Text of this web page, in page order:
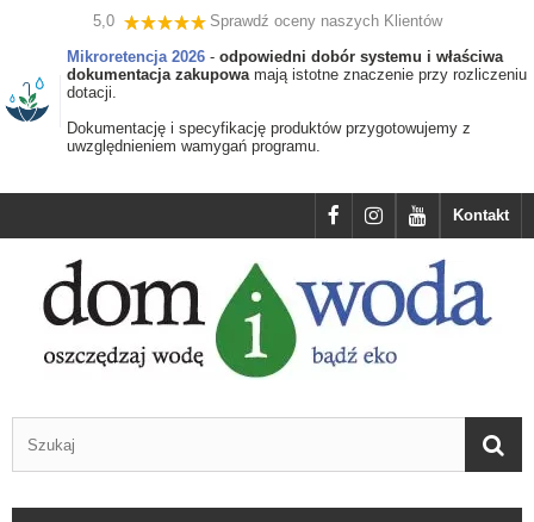
5,0
Sprawdź oceny naszych Klientów
Mikroretencja 2026 - odpowiedni dobór systemu i właściwa
dokumentacja zakupowamają istotne znaczenie przy rozliczeniu
dotacji.
Dokumentację i specyfikację produktów przygotowujemy z
uwzględnieniem wamygań programu.
Kontakt